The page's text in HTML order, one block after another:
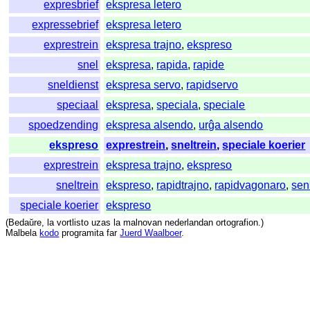
expresbrief
ekspresa letero
expressebrief
ekspresa letero
exprestrein
ekspresa trajno,ekspreso
snel
ekspresa, rapida, rapide
sneldienst
ekspresa servo, rapidservo
speciaal
ekspresa,speciala,speciale
spoedzending
ekspresa alsendo, urĝa alsendo
ekspreso
exprestrein,sneltrein,speciale koerier
exprestrein
ekspresa trajno,ekspreso
sneltrein
ekspreso, rapidtrajno, rapidvagonaro,
speciale koerier
ekspreso
(Bedaŭre, la vortlisto uzas la malnovan nederlandan ortografion.)
Malbela kodo programita far Juerd Waalboer.